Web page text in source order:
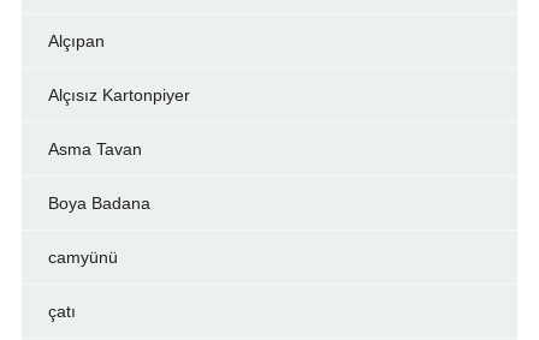
Alçıpan
Alçısız Kartonpiyer
Asma Tavan
Boya Badana
camyünü
çatı